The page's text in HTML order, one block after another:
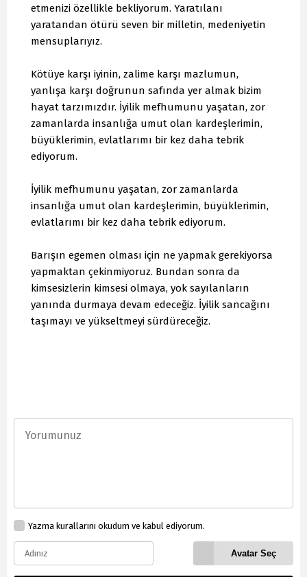
etmenizi özellikle bekliyorum. Yaratılanı
yaratandan ötürü seven bir milletin, medeniyetin
mensuplarıyız.
Kötüye karşı iyinin, zalime karşı mazlumun,
yanlışa karşı doğrunun safında yer almak bizim
hayat tarzımızdır. İyilik mefhumunu yaşatan, zor
zamanlarda insanlığa umut olan kardeşlerimin,
büyüklerimin, evlatlarımı bir kez daha tebrik
ediyorum.
İyilik mefhumunu yaşatan, zor zamanlarda
insanlığa umut olan kardeşlerimin, büyüklerimin,
evlatlarımı bir kez daha tebrik ediyorum.
Barışın egemen olması için ne yapmak gerekiyorsa
yapmaktan çekinmiyoruz. Bundan sonra da
kimsesizlerin kimsesi olmaya, yok sayılanların
yanında durmaya devam edeceğiz. İyilik sancağını
taşımayı ve yükseltmeyi sürdüreceğiz.
Yazma kurallarını okudum ve kabul ediyorum.
Avatar Seç